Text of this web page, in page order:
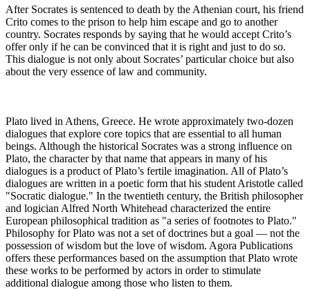
After Socrates is sentenced to death by the Athenian court, his friend
Crito comes to the prison to help him escape and go to another
country. Socrates responds by saying that he would accept Crito’s
offer only if he can be convinced that it is right and just to do so.
This dialogue is not only about Socrates’ particular choice but also
about the very essence of law and community.
Plato lived in Athens, Greece. He wrote approximately two-dozen
dialogues that explore core topics that are essential to all human
beings. Although the historical Socrates was a strong influence on
Plato, the character by that name that appears in many of his
dialogues is a product of Plato’s fertile imagination. All of Plato’s
dialogues are written in a poetic form that his student Aristotle called
"Socratic dialogue." In the twentieth century, the British philosopher
and logician Alfred North Whitehead characterized the entire
European philosophical tradition as "a series of footnotes to Plato."
Philosophy for Plato was not a set of doctrines but a goal — not the
possession of wisdom but the love of wisdom. Agora Publications
offers these performances based on the assumption that Plato wrote
these works to be performed by actors in order to stimulate
additional dialogue among those who listen to them.